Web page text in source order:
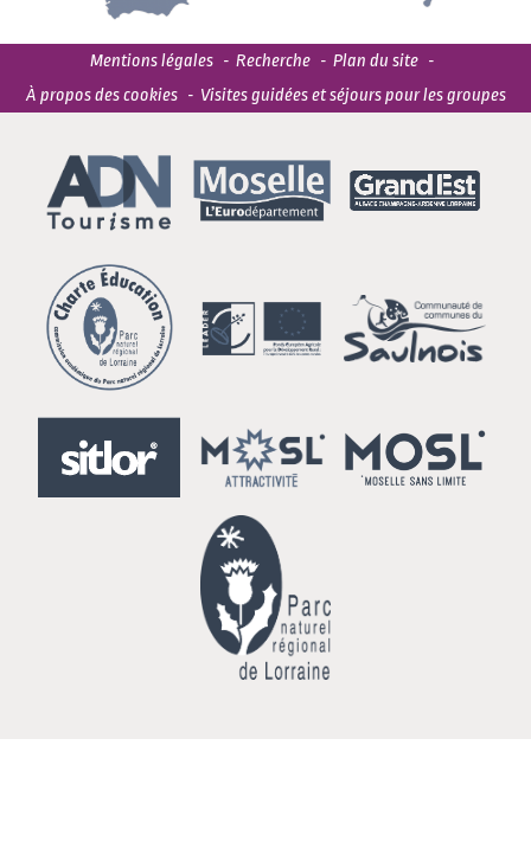
Mentions légales Recherche
Plan du site
À propos des cookies
Visites guidées et séjours pour les groupes